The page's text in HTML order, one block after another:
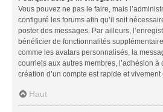
Vous pouvez ne pas le faire, mais
configuré les forums afin qu’il soit
poster des messages. Par ailleurs,
bénéficier de fonctionnalités
comme les avatars personnalisés, la
courriels aux autres membres, l’adhésion à
création d’un compte est rapide et
Haut